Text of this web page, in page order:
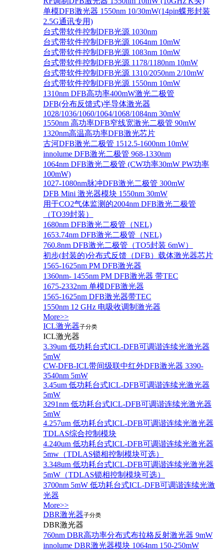
单模DFB激光器 1550nm 10/30mW(14pin蝶形封装
2.5G通讯专用)
台式带软件控制DFB光源 1030nm
台式带软件控制DFB光源 1064nm 10mW
台式带软件控制DFB光源 1083nm 10mW
台式带软件控制DFB光源 1178/1180nm 10mW
台式带软件控制DFB光源 1310/2050nm 2/10mW
台式带软件控制DFB光源 1550nm 10mW
1310nm DFB高功率400mW激光二极管
DFB(分布反馈式)半导体激光器
1028/1036/1060/1064/1068/1084nm 30mW
1550nm 高功率DFB窄线宽激光二极管 90mW
1320nm高温高功率DFB激光芯片
古河DFB激光二极管 1512.5-1600nm 10mW
innolume DFB激光二极管 968-1330nm
1064nm DFB激光二极管 (CW功率30mW PW功率
100mW)
1027-1080nm脉冲DFB激光二极管 300mW
DFB Mini 激光器模块 1550nm 30mW
用于CO2气体监测的2004nm DFB激光二极管
（TO39封装）
1680nm DFB激光二极管（NEL)
1653.74nm DFB激光二极管（NEL)
760.8nm DFB激光二极管（TO5封装 6mW）
初步(封装的)分布式反馈（DFB）载体激光器芯片
1565-1625nm PM DFB激光器
1360nm- 1455nm PM DFB激光器 带TEC
1675-2332nm 单模DFB激光器
1565-1625nm DFB激光器带TEC
1550nm 12 GHz 电吸收调制激光器
More>>
ICL激光器子分类
ICL激光器
3.39um 低功耗台式ICL-DFB可调谐连续光激光器
5mW
CW-DFB-ICL带间级联中红外DFB激光器 3390-
3540nm 5mW
3.45um 低功耗台式ICL-DFB可调谐连续光激光器
5mW
3291nm 低功耗台式ICL-DFB可调谐连续光激光器
5mW
4.257um 低功耗台式ICL-DFB可调谐连续光激光器
TDLAS综合控制模块
4.240um 低功耗台式ICL-DFB可调谐连续光激光器
5mw（TDLAS锁相控制模块可选）
3.348um 低功耗台式ICL-DFB可调谐连续光激光器
5mW（TDLAS锁相控制模块可选）
3700nm 5mW 低功耗台式ICL-DFB可调谐连续光激
光器
More>>
DBR激光器子分类
DBR激光器
760nm DBR高功率分布式布拉格反射激光器 9mW
innolume DBR激光器模块 1064nm 150-250mW